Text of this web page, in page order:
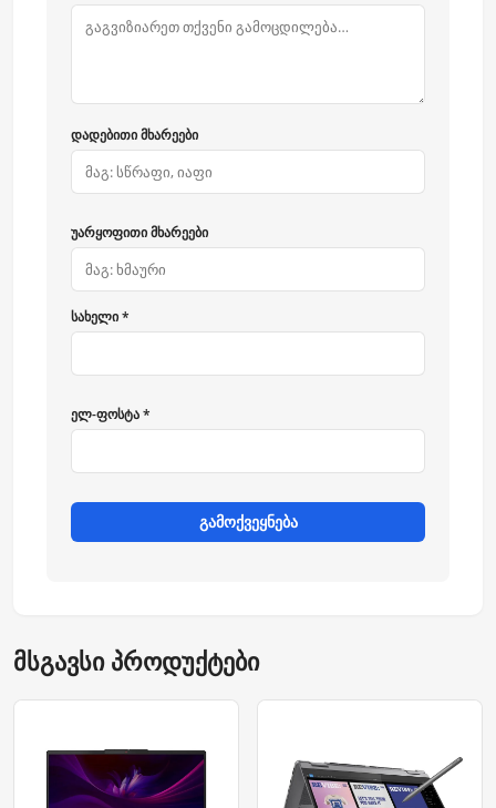
დადებითი მხარეები
უარყოფითი მხარეები
სახელი *
ელ-ფოსტა *
გამოქვეყნება
მსგავსი პროდუქტები